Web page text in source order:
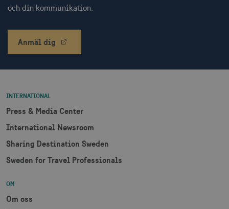
och din kommunikation.
Anmäl dig
INTERNATIONAL
Press & Media Center
International Newsroom
Sharing Destination Sweden
Sweden for Travel Professionals
OM
Om oss
Namn